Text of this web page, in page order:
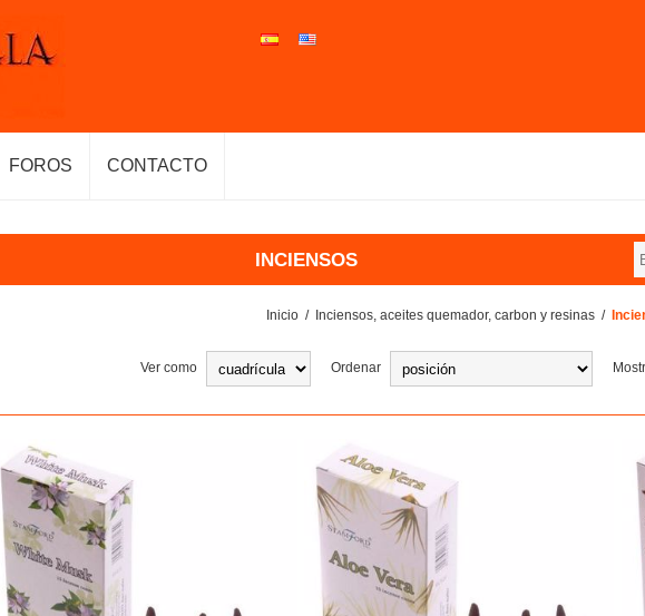
FOROS CONTACTO
INCIENSOS
Inicio / Inciensos, aceites quemador, carbon y resinas /
Ver como Ordenar